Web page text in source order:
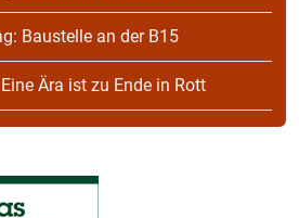
Baustelle an der B15
Eine Ära ist zu Ende in Rott